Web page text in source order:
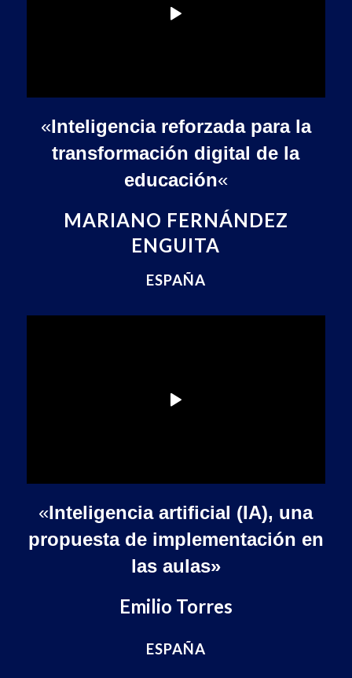
«Inteligencia reforzada para la
transformación digital de la
educación«
MARIANO FERNÁNDEZ
ENGUITA
ESPAÑA
«Inteligencia artificial (IA), una
propuesta de implementación en
las aulas»
Emilio Torres
ESPAÑA